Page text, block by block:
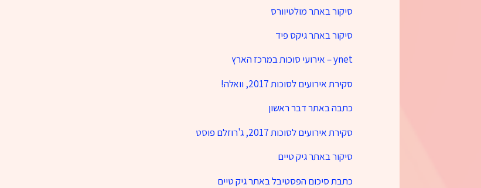
סיקור באתר מולטיוורס
סיקור באתר גיקס פיד
ynet – אירועי סוכות במרכז הארץ
סקירת אירועים לסוכות 2017, וואלה!
כתבה באתר דבר ראשון
סקירת אירועים לסוכות 2017, ג'רוזלם פוסט
סיקור באתר גיק טיים
כתבת סיכום הפסטיבל באתר גיק טיים